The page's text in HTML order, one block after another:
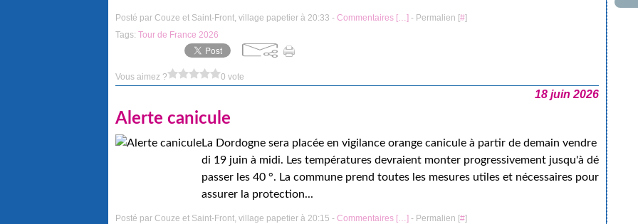
Posté par Couze et Saint-Front, village papetier à 20:33 - Commentaires […] - Permalien [#]
Tags: Tour de France 2026
Vous aimez ? 0 vote
18 juin 2026
Alerte canicule
La Dordogne sera placée en vigilance orange canicule à partir de demain vendre
di 19 juin à midi. Les températures devraient monter progressivement jusqu'à dé
passer les 40 °. La commune prend toutes les mesures utiles et nécessaires pour
assurer la protection...
Posté par Couze et Saint-Front, village papetier à 20:15 - Commentaires […] - Permalien [#]